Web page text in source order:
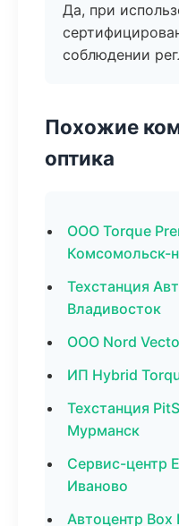
Да, при
соблюдении
Похожие
оптика
ООО Torque
Комсомольск-
Техстанция
Владивосток
ООО Nord
ИП Hybrid
Техстанция
Мурманск
Сервис-центр
Иваново
Автоцентр